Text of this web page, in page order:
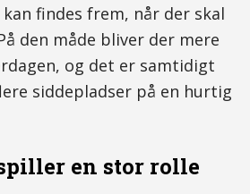
findes frem, når der skal
den måde bliver der mere
og det er samtidigt
siddepladser på en hurtig
en stor rolle